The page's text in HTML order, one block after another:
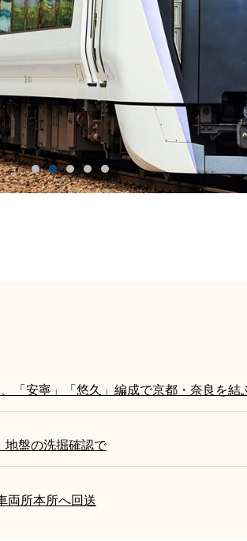
「安寧」「悠久」編成で京都・奈良を結
盤の洗掘確認で
両所本所へ回送